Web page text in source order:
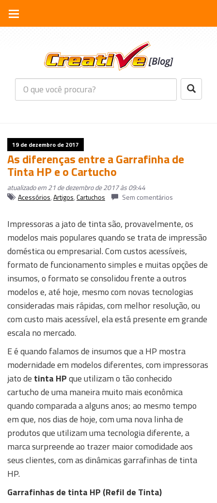
19 de dezembro de 2017
As diferenças entre a Garrafinha de
Tinta HP e o Cartucho
atualizado em 21 de dezembro de 2017 às 09:44
Acessórios,Artigos,Cartuchos Sem comentários
Impressoras a jato de tinta são, provavelmente, os
modelos mais populares quando se trata de impressão
doméstica ou empresarial. Com custos acessíveis,
formato de funcionamento simples e muitas opções de
insumos, o formato se consolidou frente a outros
modelos e, até hoje, mesmo com novas tecnologias
consideradas mais rápidas, com melhor resolução, ou
com custo mais acessível, ela está presente em grande
escala no mercado.
E é quando falamos de insumos que a HP mostra
modernidade em modelos diferentes, com impressoras
jato de tinta HPque utilizam o tão conhecido
cartucho de uma maneira muito mais econômica
quando comparada a alguns anos; ao mesmo tempo
em que, nos dias de hoje, com uma nova linha de
produtos que utilizam uma tecnologia diferente, a
marca surpreende ao trazer maior comodidade aos
seus clientes, com as dinâmicas garrafinhas de tinta
HP.
Garrafinhas de tinta HP (Refil de Tinta)